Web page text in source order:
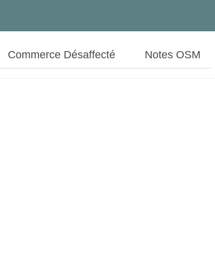
Commerce Désaffecté Notes OSM